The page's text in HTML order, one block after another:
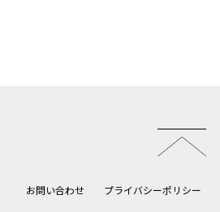
お問い合わせ プライバシーポリシー